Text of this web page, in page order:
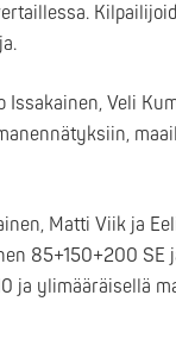
Veli
Matti Viik ja
85+150+200 SE
ja ylimääräisellä